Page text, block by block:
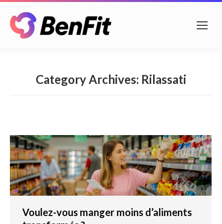
Category Archives: Rilassati
Voulez-vous manger moins d’aliments